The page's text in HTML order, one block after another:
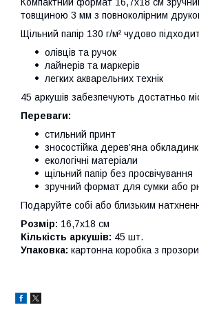
товщиною 3 мм з повноколірним
Щільний папір 130 г/м² чудово
олівців та ручок
лайнерів та маркерів
легких акварельних технік
45 аркушів забезпечують достатньо
Переваги:
стильний принт
зносостійка дерев’яна
екологічні матеріали
щільний папір без просвічування
зручний формат для сумки або
Подаруйте собі або близьким
Розмір: 16,7х18 см
Кількість аркушів: 45 шт.
Упаковка: картонна коробка з